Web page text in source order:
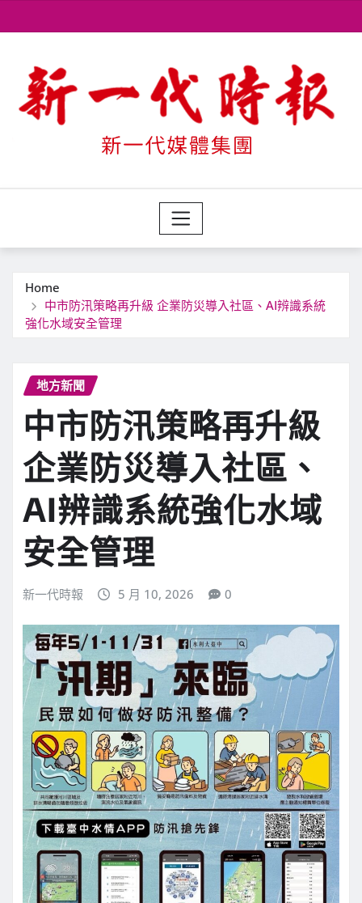
to
Home
中市防汛策略再升級 企業防災導入社區、AI辨識系統
強化水域安全管理
地方新聞
中市防汛策略再升級
企業防災導入社區、
AI辨識系統強化水域
安全管理
新一代時報 5 月 10, 2026 0